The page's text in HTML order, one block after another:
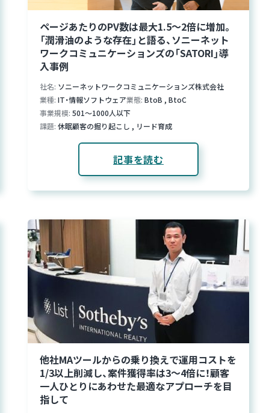
ページあたりのPV数は最大1.5〜2倍に増加。
「潤滑油のような存在」と語る、ソニーネット
ワークコミュニケーションズの「SATORI」導
入事例
社名 ソニーネットワークコミュニケーションズ株式会社
業種 IT・情報ソフトウェア業態 BtoB , BtoC
事業規模 501～1000人以下
課題 休眠顧客の掘り起こし , リード育成
記事を読む
他社MAツールからの乗り換えで運用コストを
1/3以上削減し、案件獲得率は3～4倍に！顧客
一人ひとりにあわせた最適なアプローチを目
指して